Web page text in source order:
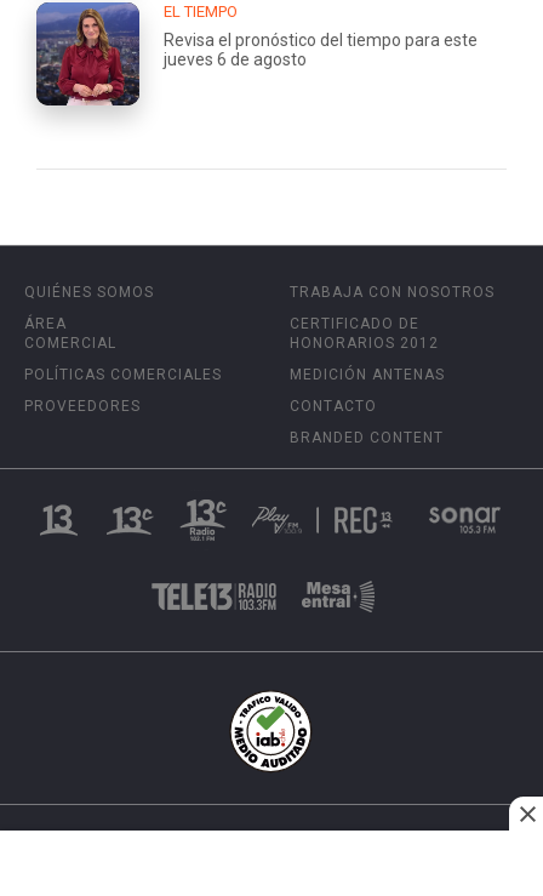
EL TIEMPO
Revisa el pronóstico del tiempo para este
jueves 6 de agosto
QUIÉNES SOMOS
ÁREA
COMERCIAL
POLÍTICAS COMERCIALES
PROVEEDORES
TRABAJA CON NOSOTROS
CERTIFICADO DE
HONORARIOS 2012
MEDICIÓN ANTENAS
CONTACTO
BRANDED CONTENT